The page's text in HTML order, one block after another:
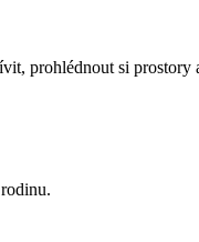
prohlédnout si